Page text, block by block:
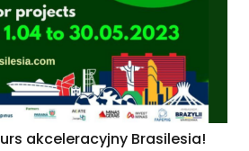
akceleracyjny Brasilesia!